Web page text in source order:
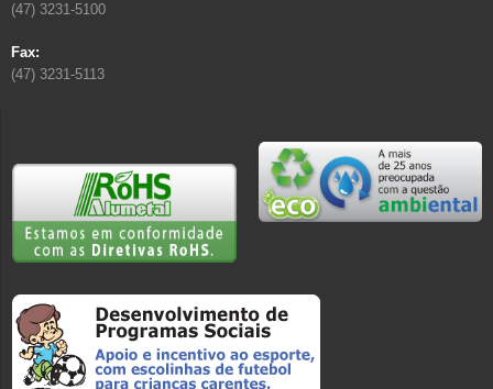
(47) 3231-5100
Fax:
(47) 3231-5113